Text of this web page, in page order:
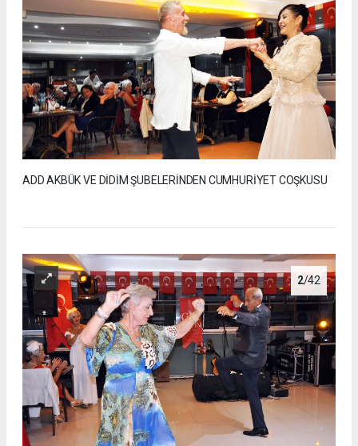
ADD AKBÜK VE DİDİM ŞUBELERİNDEN CUMHURİYET COŞKUSU
2/42